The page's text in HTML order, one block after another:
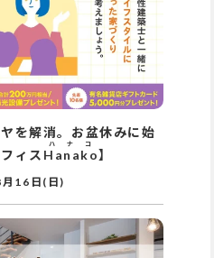
を解消。お盆休みに始
ィス Hanako
ハナコ
】
月16日(日)